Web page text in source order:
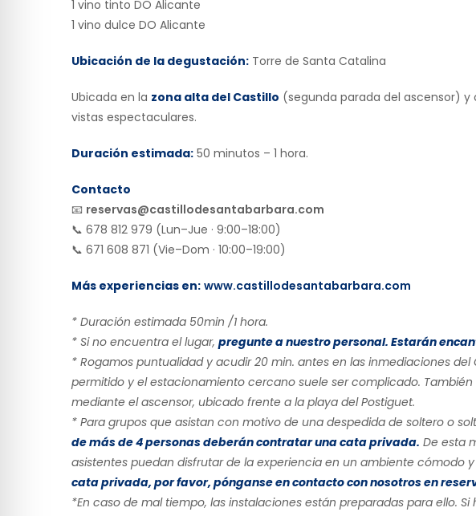
1 vino tinto DO Alicante
1 vino dulce DO Alicante
Ubicación de la degustación: Torre de Santa Catalina
Ubicada en la zona alta del Castillo (segunda parada del ascensor)
vistas espectaculares.
Duración estimada: 50 minutos – 1 hora.
Contacto
📧 reservas@castillodesantabarbara.com
📞 678 812 979 (Lun–Jue · 9:00–18:00)
📞 671 608 871 (Vie–Dom · 10:00–19:00)
Más experiencias en: www.castillodesantabarbara.com
* Duración estimada 50min /1 hora.
* Si no encuentra el lugar, pregunte a nuestro personal. Estarán
* Rogamos puntualidad y acudir 20 min. antes en las inmediaciones
permitido y el estacionamiento cercano suele ser complicado.
mediante el ascensor, ubicado frente a la playa del Postiguet.
* Para grupos que asistan con motivo de una despedida de soltero o
de más de 4 personas deberán contratar una cata privada. De esta
asistentes puedan disfrutar de la experiencia en un ambiente cómodo
cata privada, por favor, pónganse en contacto con nosotros en
*En caso de mal tiempo, las instalaciones están preparadas para ello.